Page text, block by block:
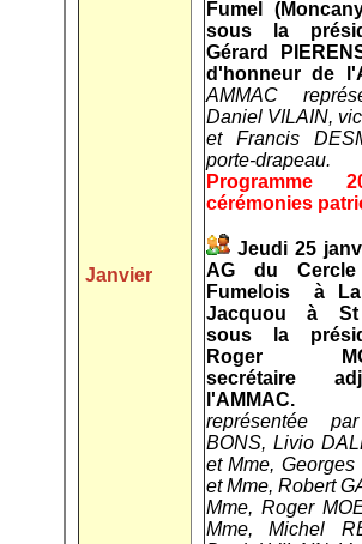
Janvier
Fumel
sous la
Gérard
d'honneur de
AMMAC
Daniel VILAIN,
et Francis
porte-
Programme
cérémonies
Jeudi 25
AG du Cercle
Fumelois à
Jacquou à St
sous la
Roger
secrétaire
représentée
BONS, Livio
et Mme,
et Mme, Robert
Mme, Roger
Mme, Michel